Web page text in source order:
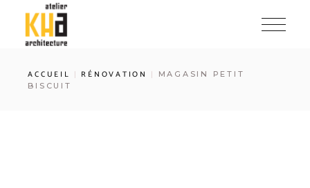
ACCUEIL RÉNOVATION
MAGASIN PETIT
BISCUIT